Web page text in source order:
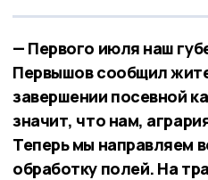
— Первого июля наш
Первышов сообщил
завершении посевной
значит, что нам,
Теперь мы направляем
обработку полей. На